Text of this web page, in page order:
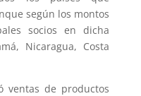
según los montos
socios en dicha
Nicaragua, Costa
ventas de productos